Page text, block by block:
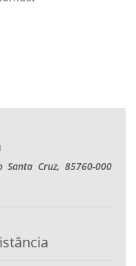
Cruz, 85760-000